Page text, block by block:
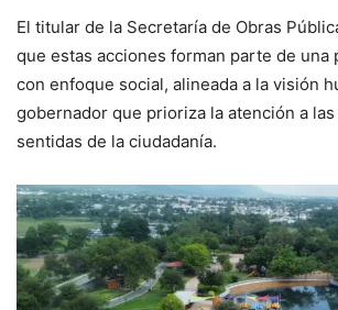
El titular de la Secretaría de Obras
que estas acciones forman parte de una
con enfoque social, alineada a la visión
gobernador que prioriza la atención a
sentidas de la ciudadanía.